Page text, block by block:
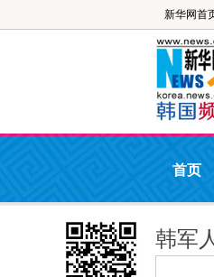
新华网首
首页
韩军